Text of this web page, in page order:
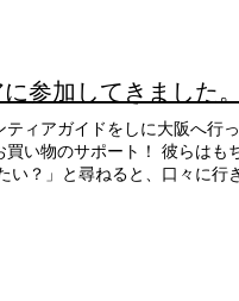
参加してきました。
しに大阪へ行ってきました。 オーストラリ
日本語が話せないので、全て英語でのやり
い？」と尋ねると、口々に行
ームを楽しんでいました。
なんだなと微笑ましかった